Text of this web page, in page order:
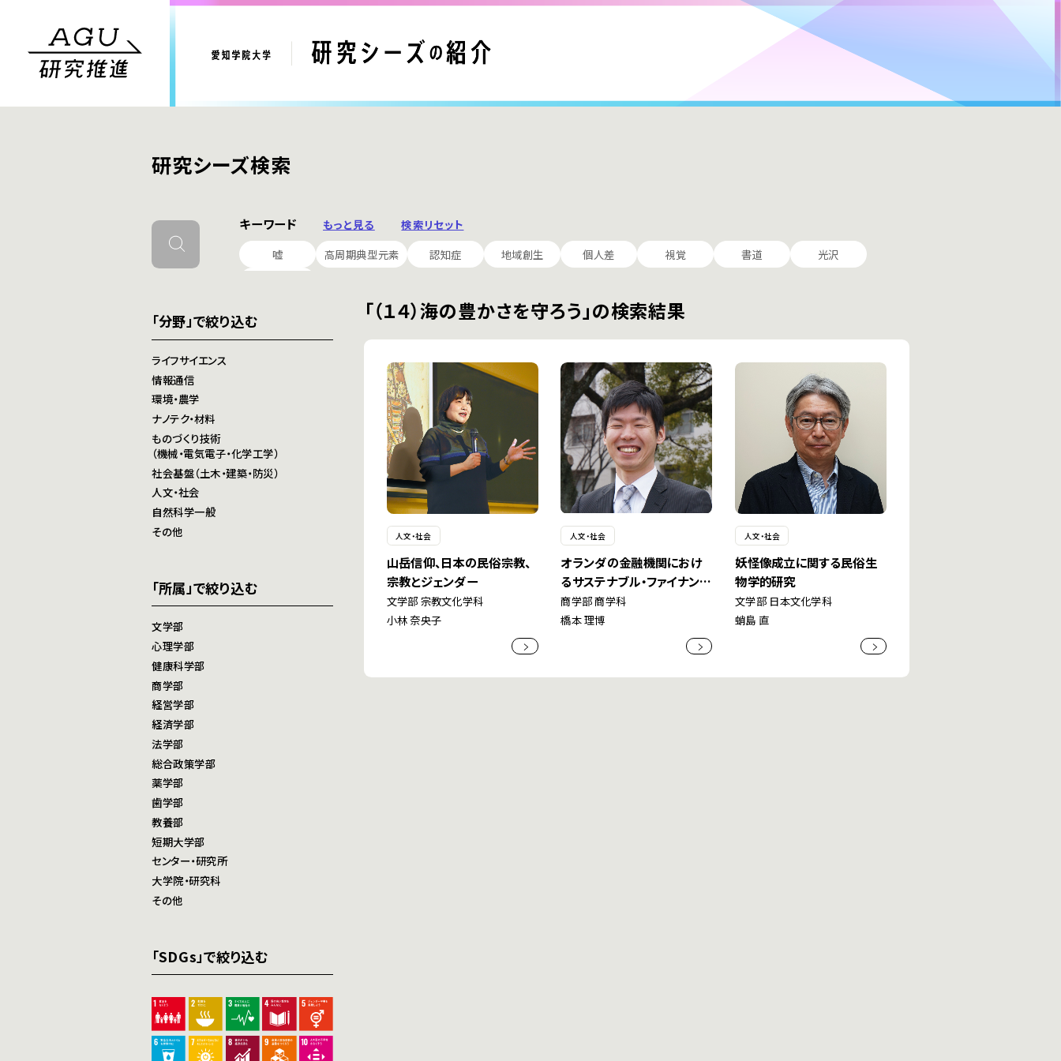
研究シーズ検索
キーワード もっと見る
検索リセット
嘘
高周期典型元素 認知症 地域創生 個人差 視覚 書道
光沢
「分野」で絞り込む
ライフサイエンス
情報通信
環境・農学
ナノテク・材料
ものづくり技術
（機械・電気電子・化学工学）
社会基盤（土木・建築・防災）
人文・社会
自然科学一般
その他
「所属」で絞り込む
文学部
心理学部
健康科学部
商学部
経営学部
経済学部
法学部
総合政策学部
薬学部
歯学部
教養部
短期大学部
センター・研究所
大学院・研究科
その他
「SDGs」で絞り込む
「（１４）海の豊かさを守ろう」の検索結果
人文・社会
山岳信仰、日本の民俗宗教、
宗教とジェンダー
文学部 宗教文化学科
小林 奈央子
人文・社会
オランダの金融機関におけ
るサステナブル・ファイナンス
の取組み
商学部 商学科
橋本 理博
人文・社会
妖怪像成立に関する民俗生
物学的研究
文学部 日本文化学科
蛸島 直